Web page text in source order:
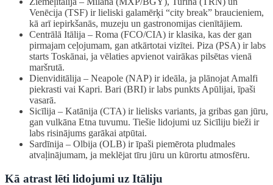
Venēcija (TSF) ir lieliski galamērķi “city break” braucieniem,
kā arī iepirkšanās, muzeju un gastronomijas cienītājiem.
Centrālā Itālija – Roma (FCO/CIA) ir klasika, kas der gan
pirmajam ceļojumam, gan atkārtotai vizītei. Piza (PSA) ir labs
starts Toskānai, ja vēlaties apvienot vairākas pilsētas vienā
maršrutā.
Dienviditālija – Neapole (NAP) ir ideāla, ja plānojat Amalfi
piekrasti vai Kapri. Bari (BRI) ir labs punkts Apūlijai, īpaši
vasarā.
Sicīlija – Katānija (CTA) ir lielisks variants, ja gribas gan jūru,
gan vulkāna Etna tuvumu. Tiešie lidojumi uz Sicīliju bieži ir
labs risinājums garākai atpūtai.
Sardīnija – Olbija (OLB) ir īpaši piemērota pludmales
atvaļinājumam, ja meklējat tīru jūru un kūrortu atmosfēru.
Kā atrast lēti lidojumi uz Itāliju